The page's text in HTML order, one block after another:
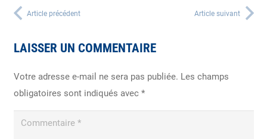
Article précédent Article suivant
LAISSER UN COMMENTAIRE
Votre adresse e-mail ne sera pas publiée. Les champs
obligatoires sont indiqués avec *